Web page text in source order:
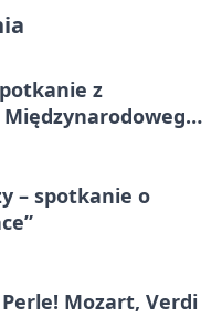
z
– spotkanie o
Mozart, Verdi